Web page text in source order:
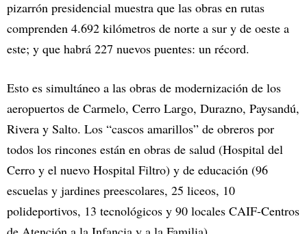
pizarrón presidencial muestra que las obras en rutas
comprenden 4.692 kilómetros de norte a sur y de oeste a
este; y que habrá 227 nuevos puentes: un récord.
Esto es simultáneo a las obras de modernización de los
aeropuertos de Carmelo, Cerro Largo, Durazno, Paysandú,
Rivera y Salto. Los “cascos amarillos” de obreros por
todos los rincones están en obras de salud (Hospital del
Cerro y el nuevo Hospital Filtro) y de educación (96
escuelas y jardines preescolares, 25 liceos, 10
polideportivos, 13 tecnológicos y 90 locales CAIF-Centros